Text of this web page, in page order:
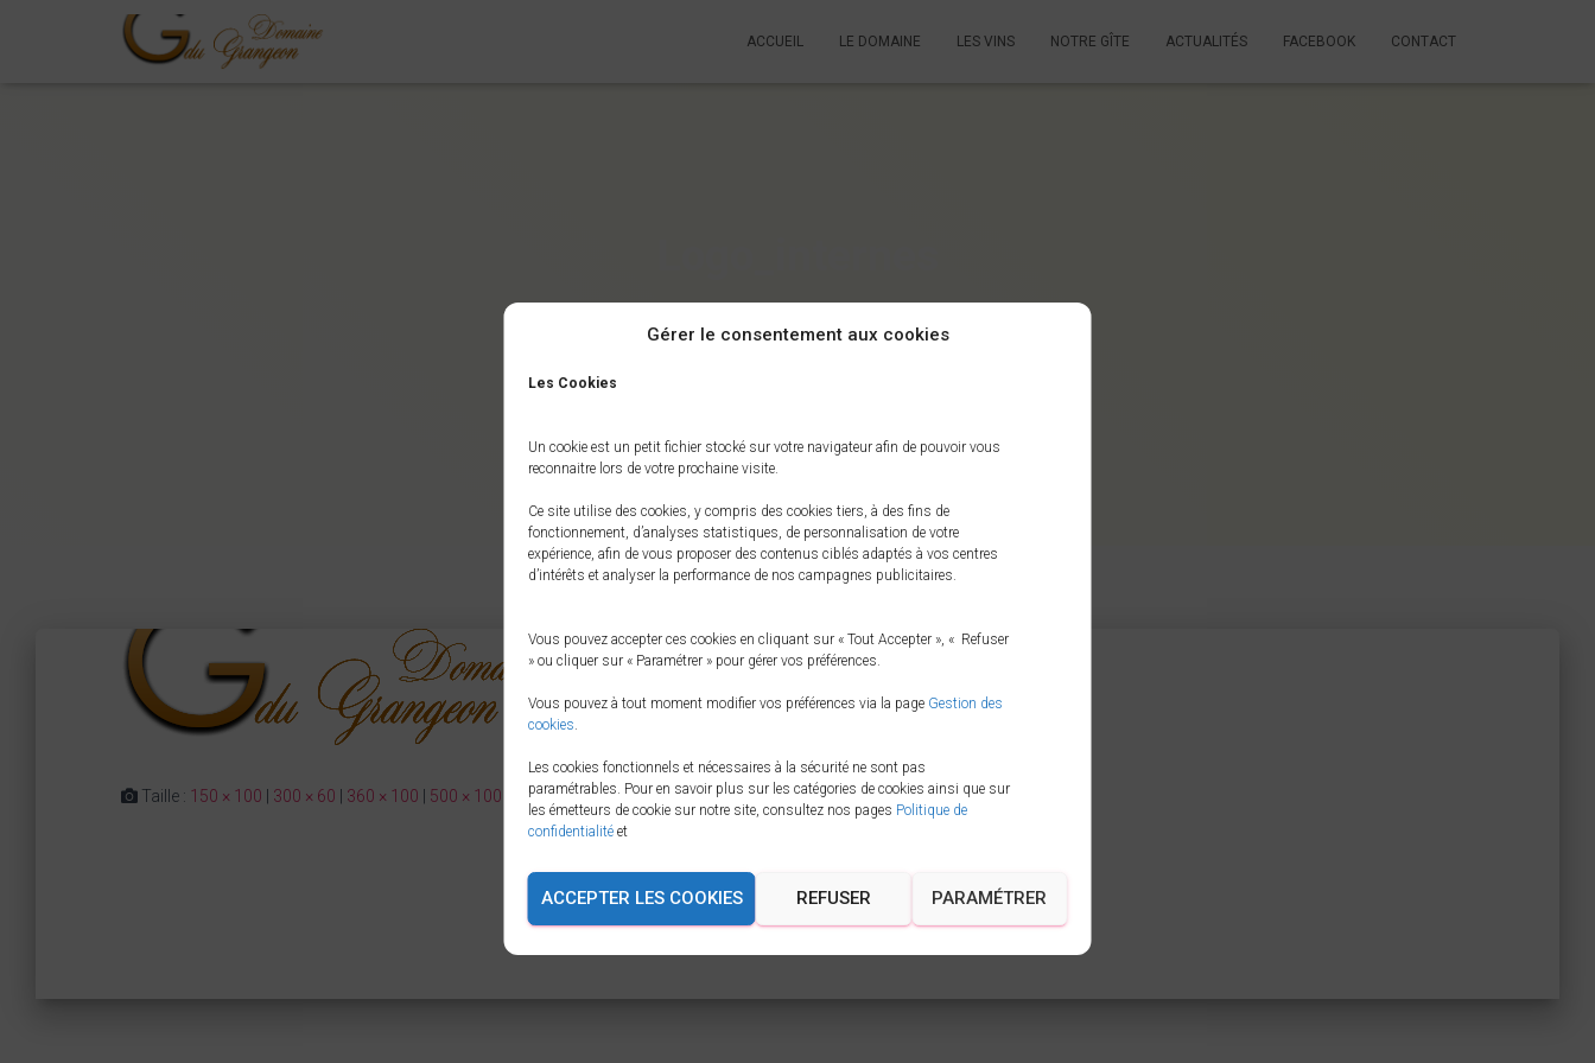
Gérer le consentement aux cookies
Les Cookies
Un cookie est un petit fichier stocké sur votre navigateur afin de pouvoir vous
reconnaitre lors de votre prochaine visite.
Ce site utilise des cookies, y compris des cookies tiers, à des fins de
fonctionnement, d’analyses statistiques, de personnalisation de votre
expérience, afin de vous proposer des contenus ciblés adaptés à vos centres
d’intérêts et analyser la performance de nos campagnes publicitaires.
Vous pouvez accepter ces cookies en cliquant sur « Tout Accepter », « Refuser
» ou cliquer sur « Paramétrer » pour gérer vos préférences.
Vous pouvez à tout moment modifier vos préférences via la page Gestion des
cookies
Les cookies fonctionnels et nécessaires à la sécurité ne sont pas
paramétrables. Pour en savoir plus sur les catégories de cookies ainsi que sur
les émetteurs de cookie sur notre site, consultez nos pages Politique de
confidentialitéet
ACCEPTER LES COOKIES REFUSER PARAMÉTRER
ACCUEIL LE DOMAINE LES VINS NOTRE GÎTE ACTUALITÉS FACEBOOK CONTACT
Taille : 150 × 100 300 × 60 360 × 100 500 × 100